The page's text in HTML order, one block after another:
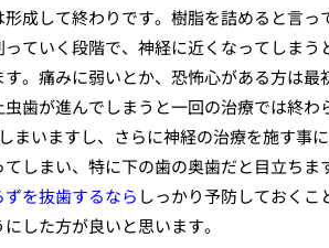
成して終わりです。樹脂を詰めると言
ていく段階で、神経に近くなってしま
。痛みに弱いとか、恐怖心がある方は
歯が進んでしまうと一回の治療では終
まいますし、さらに神経の治療を施す事
しまい、特に下の歯の奥歯だと目立ち
を抜歯するなら しっかり予防しておく
した方が良いと思います。